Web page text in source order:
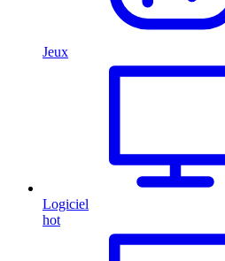
Jeux
Logiciel
hot